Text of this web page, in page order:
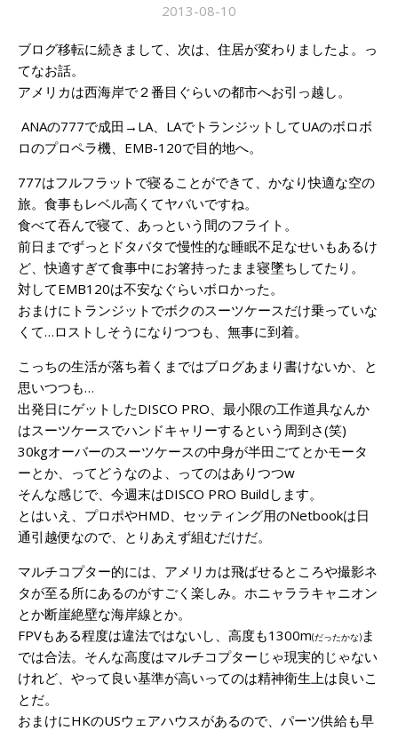
2013-08-10
ブログ移転に続きまして、次は、住居が変わりましたよ。っ
てなお話。
アメリカは西海岸で２番目ぐらいの都市へお引っ越し。
ANAの777で成田→LA、LAでトランジットしてUAのボロボ
ロのプロペラ機、EMB-120で目的地へ。
777はフルフラットで寝ることができて、かなり快適な空の
旅。食事もレベル高くてヤバいですね。
食べて吞んで寝て、あっという間のフライト。
前日までずっとドタバタで慢性的な睡眠不足なせいもあるけ
ど、快適すぎて食事中にお箸持ったまま寝墜ちしてたり。
対してEMB120は不安なぐらいボロかった。
おまけにトランジットでボクのスーツケースだけ乗っていな
くて…ロストしそうになりつつも、無事に到着。
こっちの生活が落ち着くまではブログあまり書けないか、と
思いつつも…
出発日にゲットしたDISCO PRO、最小限の工作道具なんか
はスーツケースでハンドキャリーするという周到さ(笑)
30kgオーバーのスーツケースの中身が半田ごてとかモータ
ーとか、ってどうなのよ、ってのはありつつw
そんな感じで、今週末はDISCO PRO Buildします。
とはいえ、プロポやHMD、セッティング用のNetbookは日
通引越便なので、とりあえず組むだけだ。
マルチコプター的には、アメリカは飛ばせるところや撮影ネ
タが至る所にあるのがすごく楽しみ。ホニャララキャニオン
とか断崖絶壁な海岸線とか。
FPVもある程度は違法ではないし、高度も1300m(だったかな) ま
では合法。そんな高度はマルチコプターじゃ現実的じゃない
けれど、やって良い基準が高いってのは精神衛生上は良いこ
とだ。
おまけにHKのUSウェアハウスがあるので、パーツ供給も早